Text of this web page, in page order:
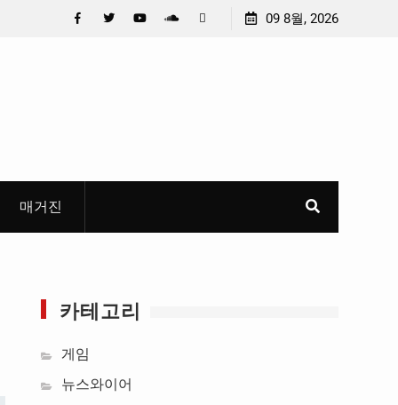
중요 메일메일 제목정준호 의원, 축구협회 슬그머니 만
09 8월, 2026
매거진
카테고리
게임
뉴스와이어